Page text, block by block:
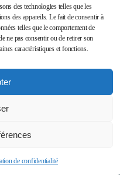
des technologies telles que les
des appareils. Le fait de consentir à
telles que le comportement de
ne pas consentir ou de retirer son
caractéristiques et fonctions.
de confidentialité